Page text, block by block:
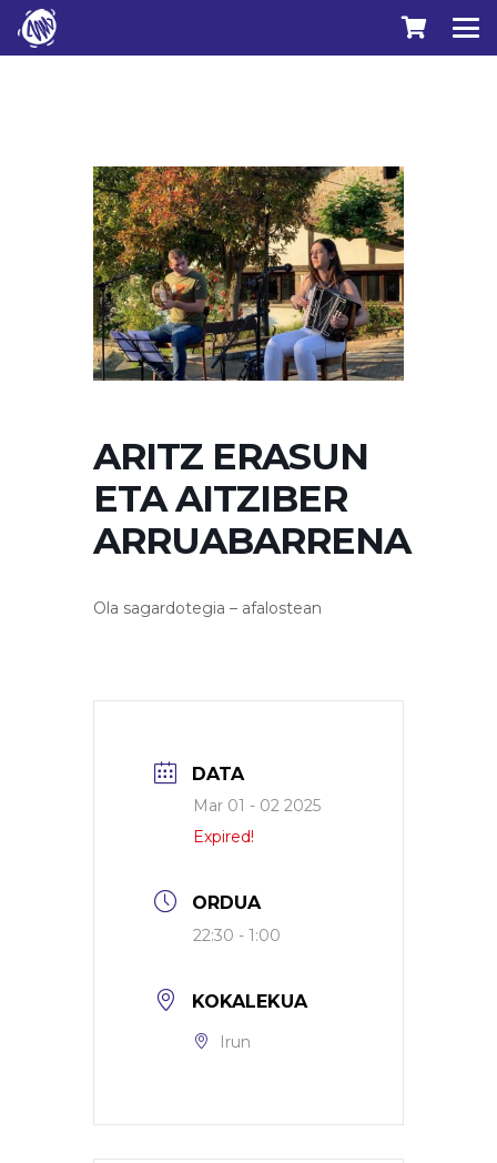
ARITZ ERASUN
ETA AITZIBER
ARRUABARRENA
Ola sagardotegia – afalostean
DATA
Mar 01 - 02 2025
Expired!
ORDUA
22:30 - 1:00
KOKALEKUA
Irun